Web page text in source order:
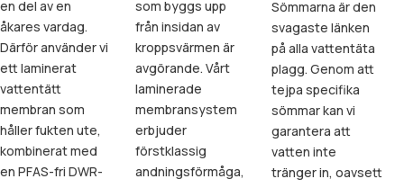
en del av en
åkares vardag.
Därför använder vi
ett laminerat
vattentätt
membran som
håller fukten ute,
kombinerat med
en PFAS-fri DWR-
som byggs upp
från insidan av
kroppsvärmen är
avgörande. Vårt
laminerade
membransystem
erbjuder
förstklassig
andningsförmåga,
Sömmarna är den
svagaste länken
på alla vattentäta
plagg. Genom att
tejpa specifika
sömmar kan vi
garantera att
vatten inte
tränger in, oavsett